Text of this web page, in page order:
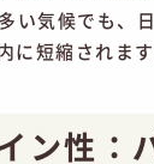
い気候でも、
に短縮されます
ン性：